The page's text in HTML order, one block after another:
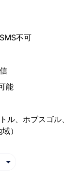
不可
能
ル、ホブスゴル、
）